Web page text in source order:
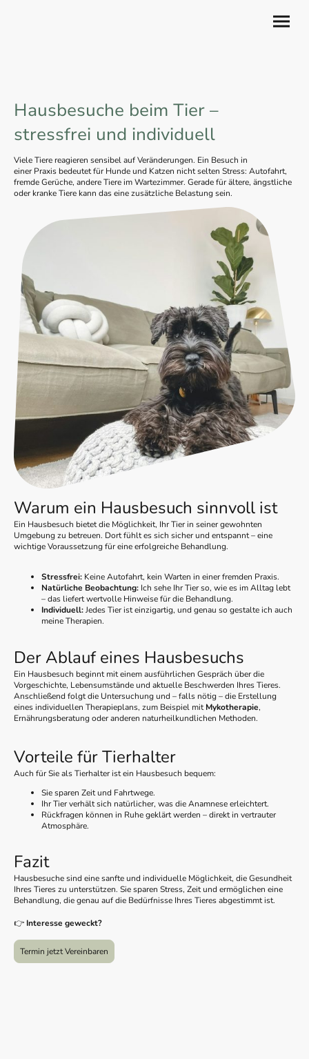
Hausbesuche beim Tier –
stressfrei und individuell
Viele Tiere reagieren sensibel auf Veränderungen. Ein Besuch in
einer Praxis bedeutet für Hunde und Katzen nicht selten Stress: Autofahrt,
fremde Gerüche, andere Tiere im Wartezimmer. Gerade für ältere, ängstliche
oder kranke Tiere kann das eine zusätzliche Belastung sein.
Warum ein Hausbesuch sinnvoll ist
Ein Hausbesuch bietet die Möglichkeit, Ihr Tier in seiner gewohnten
Umgebung zu betreuen. Dort fühlt es sich sicher und entspannt – eine
wichtige Voraussetzung für eine erfolgreiche Behandlung.
Stressfrei: Keine Autofahrt, kein Warten in einer fremden Praxis.
Natürliche Beobachtung: Ich sehe Ihr Tier so, wie es im Alltag lebt
– das liefert wertvolle Hinweise für die Behandlung.
Individuell:Jedes Tier ist einzigartig, und genau so gestalte ich auch
meine Therapien.
Der Ablauf eines Hausbesuchs
Ein Hausbesuch beginnt mit einem ausführlichen Gespräch über die
Vorgeschichte, Lebensumstände und aktuelle Beschwerden Ihres Tieres.
Anschließend folgt die Untersuchung und – falls nötig – die Erstellung
eines individuellen Therapieplans, zum Beispiel mitMykotherapie,
Ernährungsberatung oder anderen naturheilkundlichen Methoden.
Vorteile für Tierhalter
Auch für Sie als Tierhalter ist ein Hausbesuch bequem:
Sie sparen Zeit und Fahrtwege.
Ihr Tier verhält sich natürlicher, was die Anamnese erleichtert.
Rückfragen können in Ruhe geklärt werden – direkt in vertrauter
Atmosphäre.
Fazit
Hausbesuche sind eine sanfte und individuelle Möglichkeit, die Gesundheit
Ihres Tieres zu unterstützen. Sie sparen Stress, Zeit und ermöglichen eine
Behandlung, die genau auf die Bedürfnisse Ihres Tieres abgestimmt ist.
👉 Interesse geweckt?
Termin jetzt Vereinbaren